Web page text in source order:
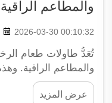
والمطاعم الراقية
2026-03-30 00:10:32
تُعَدُّ طاولات طعام
والمطاعم الراقية.
بالمظهر، بل إنها
الرقي على أي منطقة
عرض المزيد